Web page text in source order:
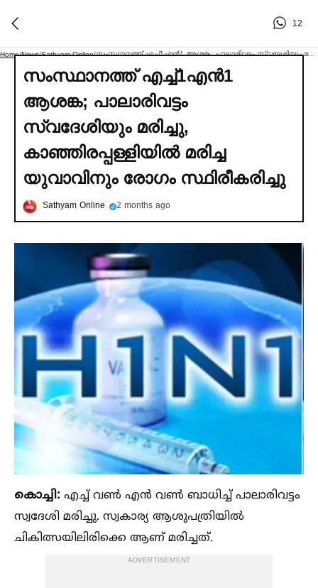
12
Home/News/Sathyam Online/ സംസ്ഥാനത്ത് എച്ച്‌1എൻ1 ആശങ്ക; പാലാരിവട്ടം സ്വദേശിയും മരിച്ചു, കാഞ്ഞിരപ്പള്ളിയില്‍ മരിച്ച യുവാവിനും രോഗം സ്ഥിരീകരിച്ചു
സംസ്ഥാനത്ത് എച്ച്‌1എൻ1
ആശങ്ക; പാലാരിവട്ടം
സ്വദേശിയും മരിച്ചു,
കാഞ്ഞിരപ്പള്ളിയില്‍ മരിച്ച
യുവാവിനും രോഗം സ്ഥിരീകരിച്ചു
Sathyam Online 2 months ago
കൊച്ചി: എച്ച്‌ വണ്‍ എന്‍ വണ്‍ ബാധിച്ച്‌ പാലാരിവട്ടം
സ്വദേശി മരിച്ചു. സ്വകാര്യ ആശുപത്രിയില്‍
ചികിത്സയിലിരിക്കെ ആണ് മരിച്ചത്.
ADVERTISEMENT